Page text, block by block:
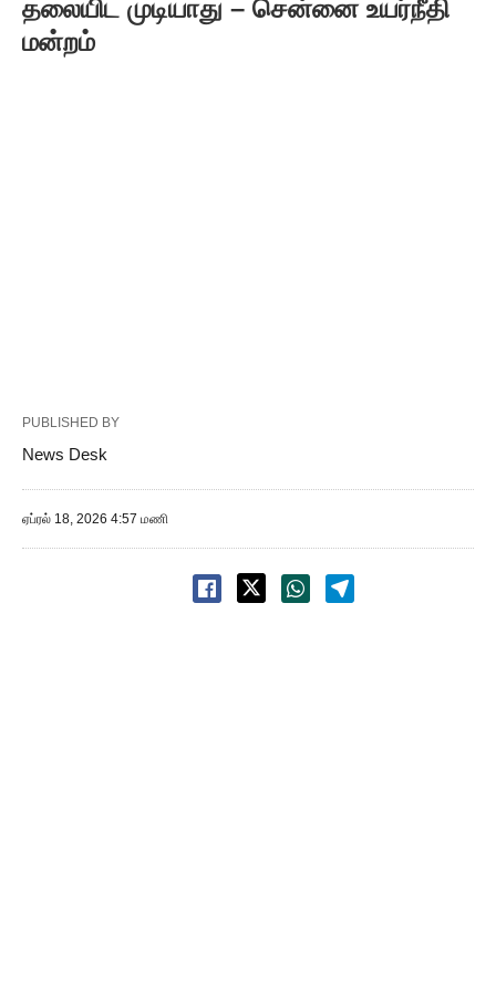
தலையிட முடியாது – சென்னை உயர்நீதி
மன்றம்
PUBLISHED BY
News Desk
ஏப்ரல் 18, 2026 4:57 மணி